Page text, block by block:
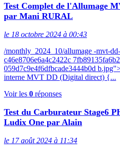
Test Complet de l'Allumage
par Mani RURAL
le 18 octobre 2024 à 00:43
/monthly_2024_10/allumage -mvt-
c46e8706e6a4c2422c
059d7c9e4f6dfbcade3444b0d
interne MVT DD (Digital direct) {...
Voir les 0 réponses
Test du Carburateur Stage6
Ludix One par Alain
le 17 août 2024 à 11:34